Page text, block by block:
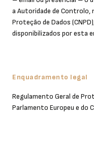
a Autoridade de Controlo,
Proteção de Dados
disponibilizados por esta
Enquadramento legal
Regulamento Geral de
Parlamento Europeu e do